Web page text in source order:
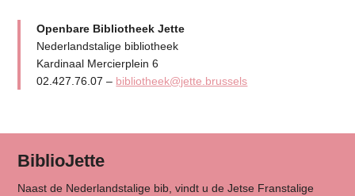
Openbare Bibliotheek Jette
Nederlandstalige bibliotheek
Kardinaal Mercierplein 6
02.427.76.07 – bibliotheek@jette.brussels
BiblioJette
Naast de Nederlandstalige bib, vindt u de Jetse Franstalige